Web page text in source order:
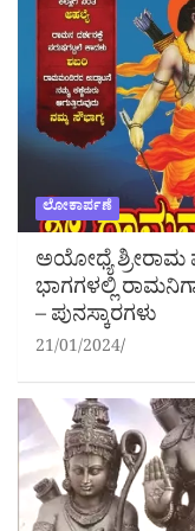
ಲೋಕಾರ್ಪಣೆ
ಅಯೋಧ್ಯೆ
ಭಾಗಗಳಲ್ಲಿ
– ಪುನಸ್ಕಾರಗಳು
21/01/2024